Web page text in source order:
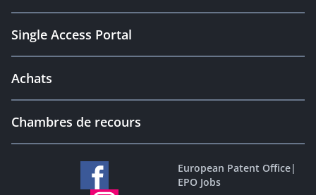
Single Access Portal
Achats
Chambres de recours
European Patent Office|
EPO Jobs